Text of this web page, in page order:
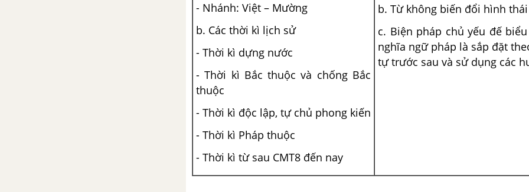
- Nhánh: Việt – Mường
b. Các thời kì lịch sử
- Thời kì dựng nước
- Thời kì Bắc thuộc và chống Bắc
thuộc
- Thời kì độc lập, tự chủ phong kiến
- Thời kì Pháp thuộc
- Thời kì từ sau CMT8 đến nay
b. Từ không biến đổi hình thái
c. Biện pháp chủ yếu đế
nghĩa ngữ pháp là sắp đặt
tự trước sau và sử dụng các